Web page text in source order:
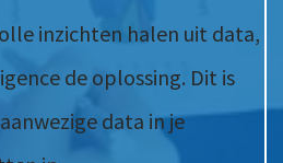
privacy
Contactinzichten halen uit data,
de oplossing. Dit is
data in je